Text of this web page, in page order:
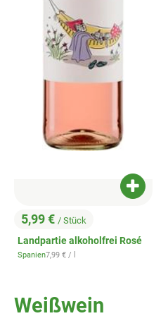
, Preis:
5,99 € / Stück
Landpartie alkoholfrei Rosé
, Herkunft:
Spanien, Referenzpreis:
7,99 € / l
Weißwein